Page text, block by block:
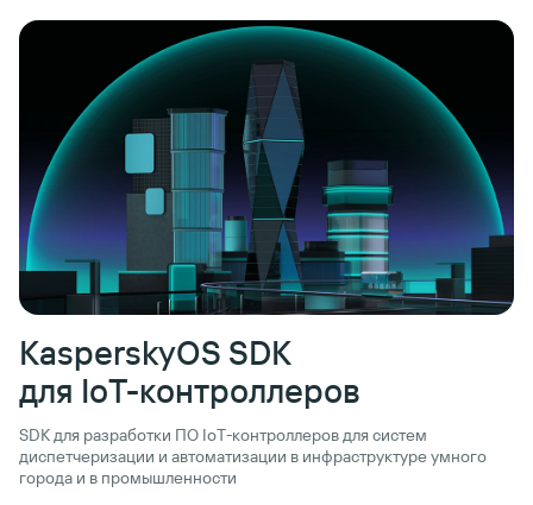
KasperskyOS SDK
для IoT-контроллеров
SDK для разработки ПО IoT-контроллеров для систем
диспетчеризации и автоматизации в инфраструктуре умного
города и в промышленности